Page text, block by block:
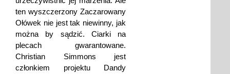
ten wyszczerzony Zaczarowany
Ołówek nie jest tak niewinny, jak
można by sądzić. Ciarki na
plecach gwarantowane.
Christian Simmons jest
członkiem projektu Dandy